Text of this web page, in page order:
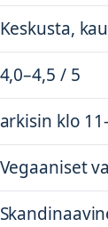
Keskusta,
4,0–4,5 / 5
arkisin klo
Vegaaniset